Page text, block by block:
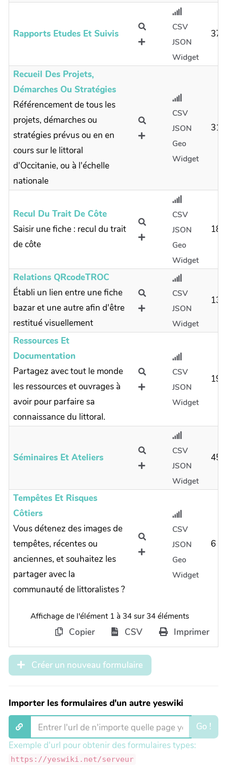
Rapports Etudes Et Suivis
CSV
JSON
Widget
37
Recueil Des Projets,
Démarches Ou Stratégies
Référencement de tous les
projets, démarches ou
stratégies prévus ou en en
cours sur le littoral
d'Occitanie, ou à l'échelle
nationale
CSV
JSON
Geo
Widget
31
Recul Du Trait De Côte
Saisir une fiche : recul du trait
de côte
CSV
JSON
Geo
Widget
18
Relations QRcodeTROC
Établi un lien entre une fiche
bazar et une autre afin d'être
restitué visuellement
CSV
JSON
Widget
Ressources Et
Documentation
Partagez avec tout le monde
les ressources et ouvrages à
avoir pour parfaire sa
connaissance du littoral.
CSV
JSON
Widget
19
Séminaires Et Ateliers
CSV
JSON
Widget
45
Tempêtes Et Risques
Côtiers
Vous détenez des images de
tempêtes, récentes ou
anciennes, et souhaitez les
partager avec la
communauté de littoralistes ?
CSV
JSON
Geo
Widget
6
Affichage de l'élément 1 à 34 sur 34 éléments
Copier CSV Imprimer
Créer un nouveau formulaire
Importer les formulaires d'un autre yeswiki
Go !
Exemple d'url pour obtenir des formulaires types:
https://yeswiki.net/serveur